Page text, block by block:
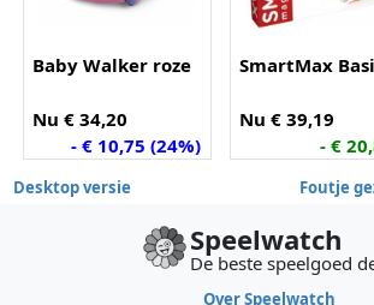
Baby Walker roze
Nu € 34,20
- € 10,75 (24%)
SmartMax
Nu € 39,19
- €
Desktop versie Foutje
Speelwatch
De beste speelgoed
Over Speelwatch